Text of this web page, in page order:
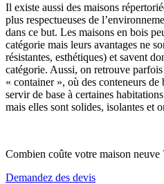
Il existe aussi des maisons
plus respectueuses de
dans ce but. Les maisons en bois
catégorie mais leurs avantages ne
résistantes, esthétiques) et savent
catégorie. Aussi, on retrouve
« container », où des conteneurs
servir de base à certaines
mais elles sont solides, isolantes et
Combien coûte votre maison neuve
Demandez des devis